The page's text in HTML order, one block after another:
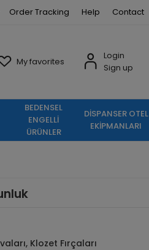
Order Tracking Help Contact
My favorites
Login
Sign up
BEDENSEL
ENGELLİ
ÜRÜNLER
DİSPANSER OTEL
EKİPMANLARI
Klozet Fırçaları